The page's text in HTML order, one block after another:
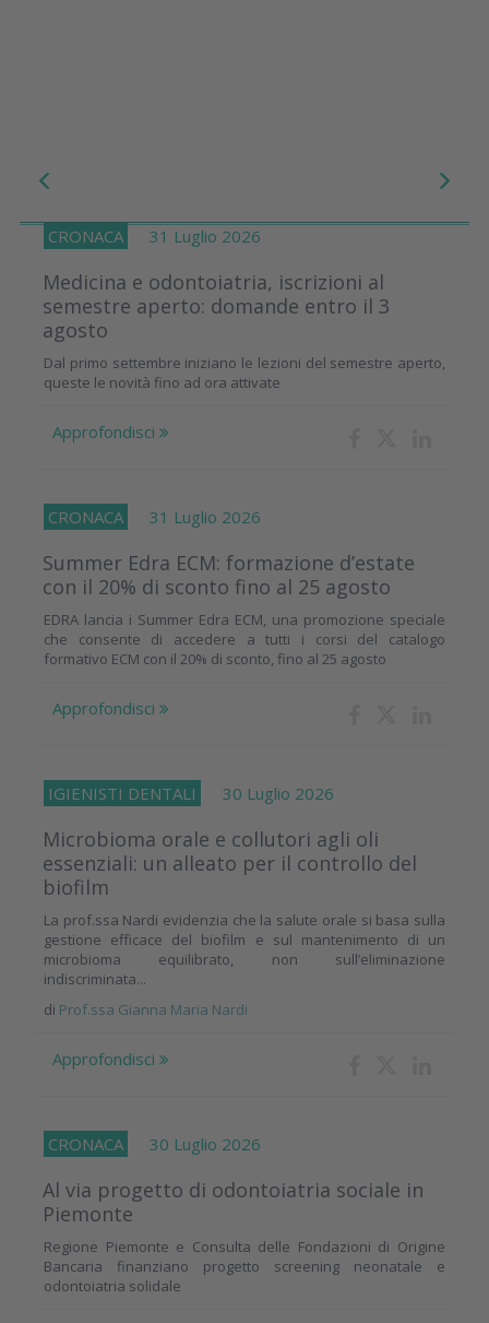
CRONACA 31 Luglio 2026
Medicina e odontoiatria, iscrizioni al
semestre aperto: domande entro il 3
agosto
Dal primo settembre iniziano le lezioni del semestre aperto,
queste le novità fino ad ora attivate
Approfondisci
CRONACA 31 Luglio 2026
Summer Edra ECM: formazione d’estate
con il 20% di sconto fino al 25 agosto
EDRA lancia i Summer Edra ECM, una promozione speciale
che consente di accedere a tutti i corsi del catalogo
formativo ECM con il 20% di sconto, fino al 25 agosto
Approfondisci
IGIENISTI DENTALI 30 Luglio 2026
Microbioma orale e collutori agli oli
essenziali: un alleato per il controllo del
biofilm
La prof.ssa Nardi evidenzia che la salute orale si basa sulla
gestione efficace del biofilm e sul mantenimento di un
microbioma equilibrato, non sull’eliminazione
indiscriminata...
di Prof.ssa Gianna Maria Nardi
Approfondisci
CRONACA 30 Luglio 2026
Al via progetto di odontoiatria sociale in
Piemonte
Regione Piemonte e Consulta delle Fondazioni di Origine
Bancaria finanziano progetto screening neonatale e
odontoiatria solidale